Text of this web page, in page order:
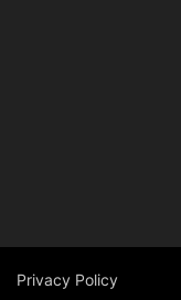
Privacy Policy